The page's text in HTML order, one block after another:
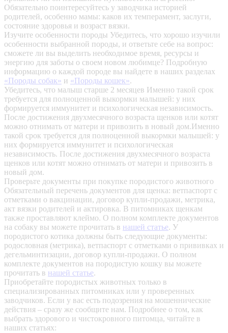
Обязательно поинтересуйтесь у заводчика историей
родителей, особенно мамы: каков их темперамент, заслуги,
состояние здоровья и возраст вязки.
Изучите особенности породы Убедитесь, что хорошо изучили
особенности выбранной породы, и ответьте себе на вопрос:
сможете ли вы выделить необходимое время, ресурсы и
энергию для заботы о своем новом любимце? Подробную
информацию о каждой породе вы найдете в наших разделах
«Породы собак» и «Породы кошек».
Убедитесь, что малыш старше 2 месяцев Именно такой срок
требуется для полноценной выкормки малышей: у них
формируется иммунитет и психологическая независимость.
После достижения двухмесячного возраста щенков или котят
можно отнимать от матери и привозить в новый дом.Именно
такой срок требуется для полноценной выкормки малышей: у
них формируется иммунитет и психологическая
независимость. После достижения двухмесячного возраста
щенков или котят можно отнимать от матери и привозить в
новый дом.
Проверьте документы при покупке породистого животного
Обязательный перечень документов для щенка: ветпаспорт с
отметками о вакцинации, договор купли-продажи, метрика,
акт вязки родителей и актировка. В питомниках щенкам
также проставляют клеймо. О полном комплекте документов
на собаку вы можете прочитать в нашей статье. У
породистого котика должны быть следующие документы:
родословная (метрика), ветпаспорт с отметками о прививках и
дегельминтизации, договор купли-продажи. О полном
комплекте документов на породистую кошку вы можете
прочитать в нашей статье.
Приобретайте породистых животных только в
специализированных питомниках или у проверенных
заводчиков. Если у вас есть подозрения на мошеннические
действия – сразу же сообщите нам. Подробнее о том, как
выбрать здорового и чистокровного питомца, читайте в
наших статьях: